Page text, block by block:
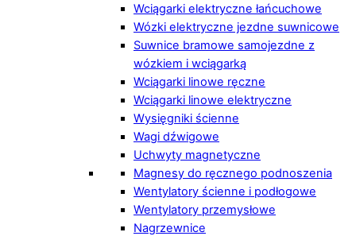
Wciągarki elektryczne łańcuchowe
Wózki elektryczne jezdne suwnicowe
Suwnice bramowe samojezdne z
wózkiem i wciągarką
Wciągarki linowe ręczne
Wciągarki linowe elektryczne
Wysięgniki ścienne
Wagi dźwigowe
Uchwyty magnetyczne
Magnesy do ręcznego podnoszenia
Wentylatory ścienne i podłogowe
Wentylatory przemysłowe
Nagrzewnice